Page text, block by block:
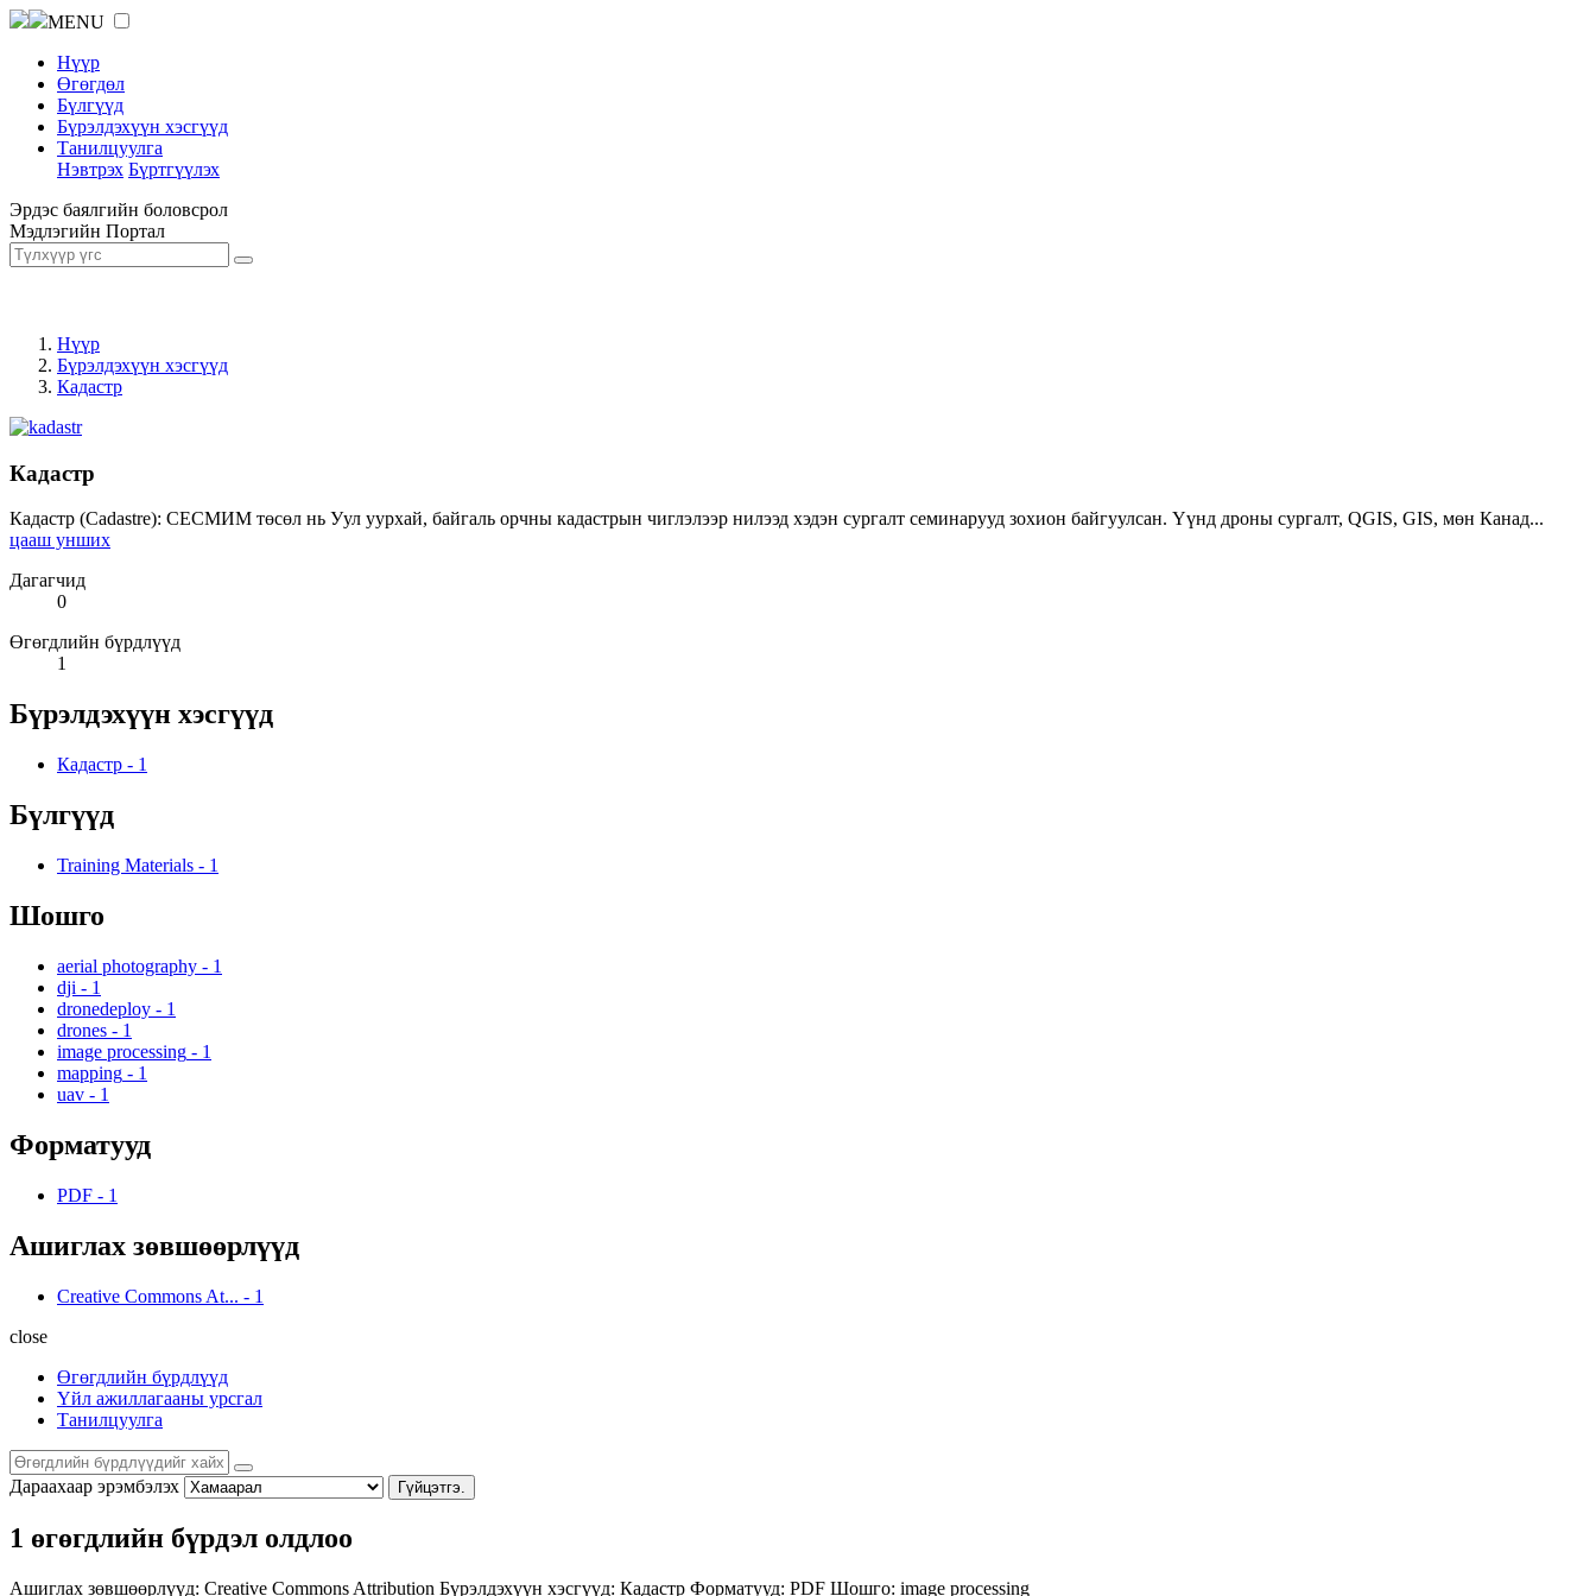
MENU
Нүүр
Өгөгдөл
Бүлгүүд
Бүрэлдэхүүн хэсгүүд
Танилцуулга
Нэвтрэх Бүртгүүлэх
Эрдэс баялгийн боловсрол
Мэдлэгийн Портал
Нүүр
Бүрэлдэхүүн хэсгүүд
Кадастр
Кадастр
Кадастр (Cadastre): СЕСМИМ төсөл нь Уул уурхай, байгаль орчны кадастрын чиглэлээр нилээд хэдэн сургалт семинарууд зохион байгуулсан. Үүнд дроны сургалт, QGIS, GIS, мөн Канад...
цааш унших
Дагагчид
0
Өгөгдлийн бүрдлүүд
1
Бүрэлдэхүүн хэсгүүд
Кадастр - 1
Бүлгүүд
Training Materials - 1
Шошго
aerial photography - 1
dji - 1
dronedeploy - 1
drones - 1
image processing - 1
mapping - 1
uav - 1
Форматууд
PDF - 1
Ашиглах зөвшөөрлүүд
Creative Commons At... - 1
close
Өгөгдлийн бүрдлүүд
Үйл ажиллагааны урсгал
Танилцуулга
Дараахаар эрэмбэлэх Гүйцэтгэ.
1 өгөгдлийн бүрдэл олдлоо
Ашиглах зөвшөөрлүүд: Creative Commons Attribution Бүрэлдэхүүн хэсгүүд: Кадастр Форматууд: PDF Шошго: image processing